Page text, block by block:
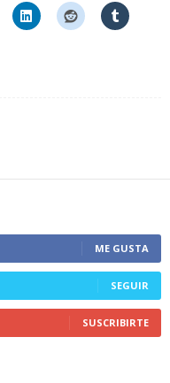
ME GUSTA
SEGUIR
SUSCRIBIRTE